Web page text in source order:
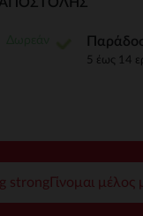
να
ΑΠΟΣΤΟΛΉΣ
5 έως 14
strongΓίνομαι